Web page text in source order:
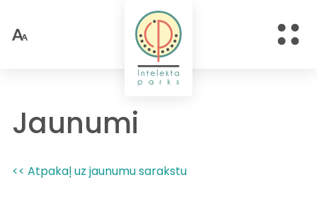
Jaunumi
<< Atpakaļ uz jaunumu sarakstu